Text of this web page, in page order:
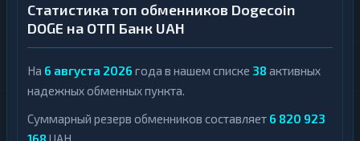
Статистика топ обменников Dogecoin
DOGE на ОТП Банк UAH
На 6 августа 2026 года в нашем списке 38 активных
надежных обменных пункта.
Суммарный резерв обменников составляет 6 820 923